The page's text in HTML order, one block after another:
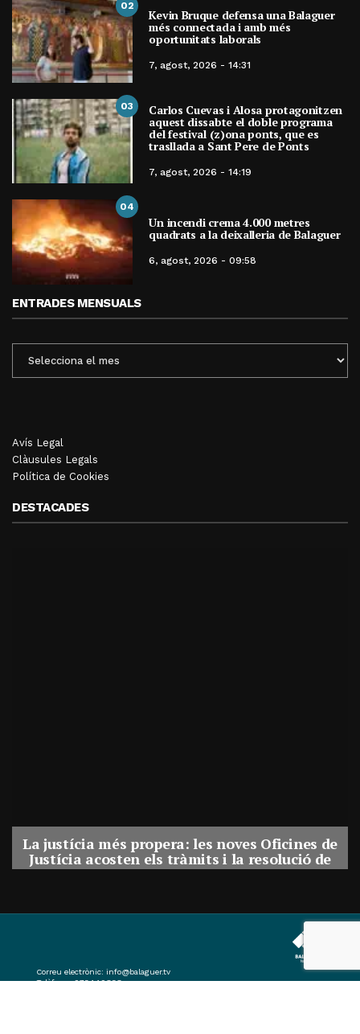
02
Kevin Bruque defensa una Balaguer
més connectada i amb més
oportunitats laborals
7, agost, 2026 - 14:31
03 Carlos Cuevas i Alosa protagonitzen
aquest dissabte el doble programa
del festival (z)ona ponts, que es
trasllada a Sant Pere de Ponts
7, agost, 2026 - 14:19
04
Un incendi crema 4.000 metres
quadrats a la deixalleria de Balaguer
6, agost, 2026 - 09:58
ENTRADES MENSUALS
MENSUALS
Avís Legal
Clàusules Legals
Política de Cookies
DESTACADES
La justícia més propera: les noves Oficines de
Justícia acosten els tràmits i la resolució de
conflictes als municipis de Catalunya
Correu electrònic: info@balaguer.tv
Telèfons: 973449838